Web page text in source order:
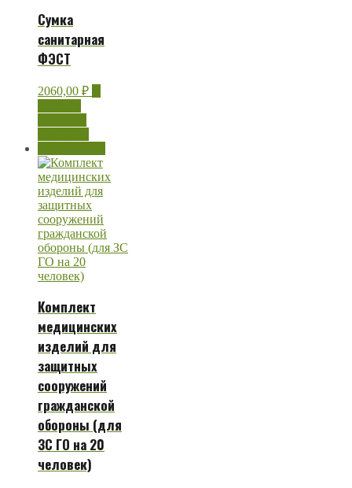
Сумка
санитарная
ФЭСТ
2060,00 ₽
Комплект
медицинских
изделий для
защитных
сооружений
гражданской
обороны (для
ЗС ГО на 20
человек)